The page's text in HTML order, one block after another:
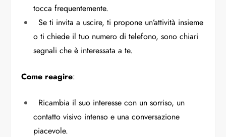
tocca frequentemente.
Se ti invita a uscire, ti propone un’attività insieme
o ti chiede il tuo numero di telefono, sono chiari
segnali che è interessata a te.
Come reagire:
Ricambia il suo interesse con un sorriso, un
contatto visivo intenso e una conversazione
piacevole.